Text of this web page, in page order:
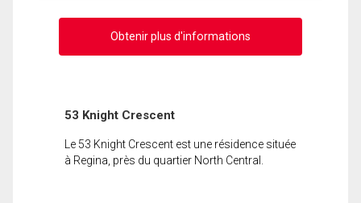
Obtenir plus d'informations
53 Knight Crescent
Le 53 Knight Crescent est une résidence située
à Regina, près du quartier North Central.